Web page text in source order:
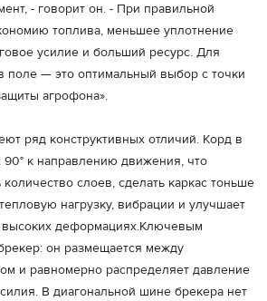
- говорит он. - При правильной
топлива, меньшее уплотнение
усилие и больший ресурс. Для
поле — это оптимальный выбор с точки
агрофона».
ряд конструктивных отличий. Корд в
90° к направлению движения, что
слоев, сделать каркас тоньше
нагрузку, вибрации и улучшает
деформациях.Ключевым
он размещается между
и равномерно распределяет давление
В диагональной шине брекера нет